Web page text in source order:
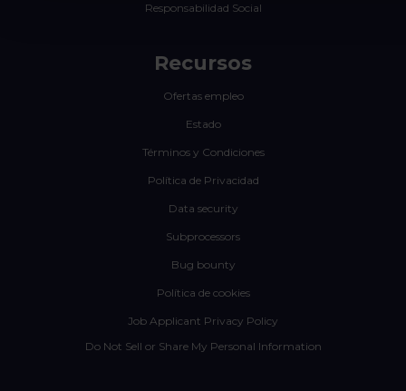
Responsabilidad Social
Recursos
Ofertas empleo
Estado
Términos y Condiciones
Política de Privacidad
Data security
Subprocessors
Bug bounty
Política de cookies
Job Applicant Privacy Policy
Do Not Sell or Share My Personal Information